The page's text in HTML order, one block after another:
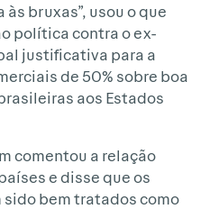
bruxas”, usou o que
política contra o ex-
justificativa para a
de 50% sobre boa
aos Estados
comentou a relação
e disse que os
sido bem tratados como